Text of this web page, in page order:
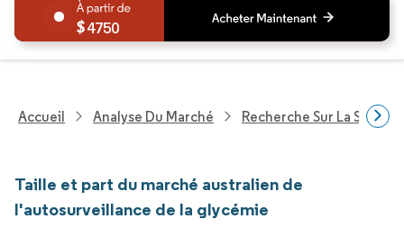
4750
Accueil Analyse Du Marché Recherche Sur La Santé
Taille et part du marché australien de
l'autosurveillance de la glycémie